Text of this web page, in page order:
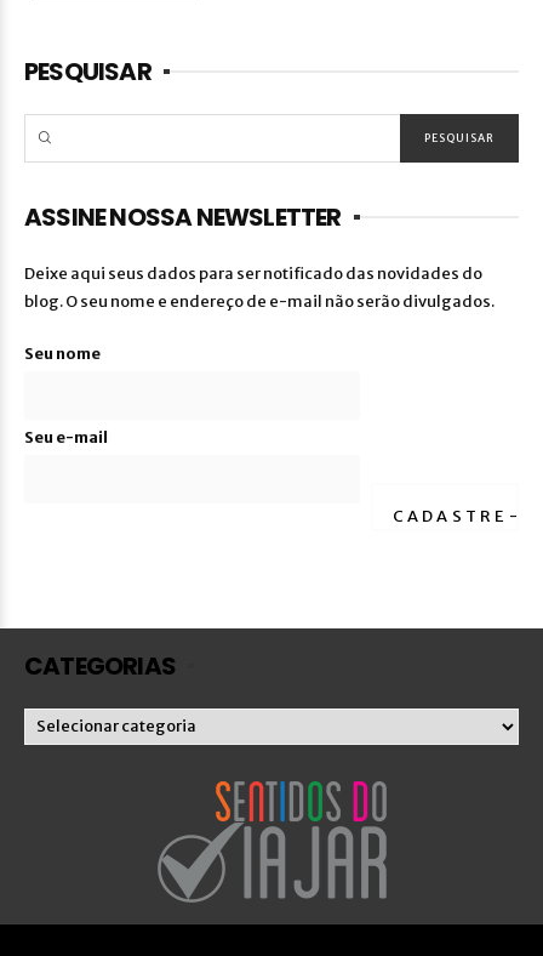
PESQUISAR
ASSINE NOSSA NEWSLETTER
Deixe aqui seus dados para ser notificado das novidades do
blog. O seu nome e endereço de e-mail não serão divulgados.
Seu nome
Seu e-mail
CATEGORIAS
Categorias